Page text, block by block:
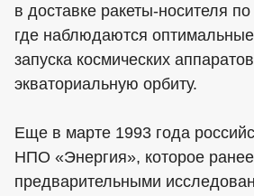
в доставке ракеты-носителя
где наблюдаются
запуска космических
экваториальную орбиту.
Еще в марте 1993 года
НПО «Энергия», которое
предварительными